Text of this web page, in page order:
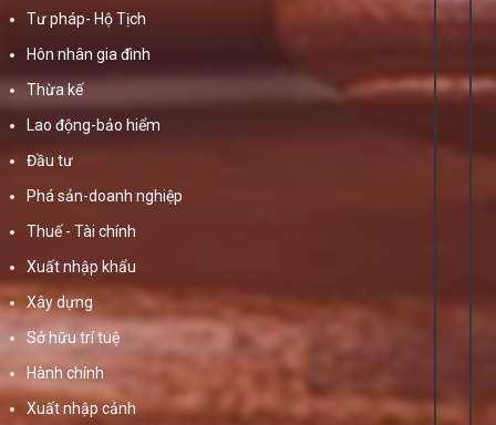
Tư pháp- Hộ Tịch
Hôn nhân gia đình
Thừa kế
Lao động-bảo hiểm
Đầu tư
Phá sản-doanh nghiệp
Thuế - Tài chính
Xuất nhập khẩu
Xây dựng
Sở hữu trí tuệ
Hành chính
Xuất nhập cảnh